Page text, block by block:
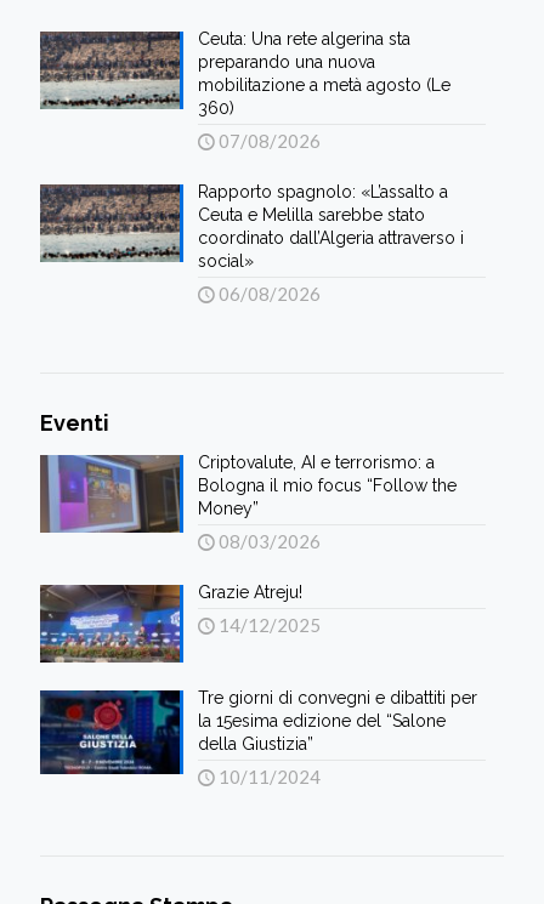
Ceuta: Una rete algerina sta
preparando una nuova
mobilitazione a metà agosto (Le
360)
07/08/2026
Rapporto spagnolo: «L’assalto a
Ceuta e Melilla sarebbe stato
coordinato dall’Algeria attraverso i
social»
06/08/2026
Eventi
Criptovalute, AI e terrorismo: a
Bologna il mio focus “Follow the
Money”
08/03/2026
Grazie Atreju!
14/12/2025
Tre giorni di convegni e dibattiti per
la 15esima edizione del “Salone
della Giustizia”
10/11/2024